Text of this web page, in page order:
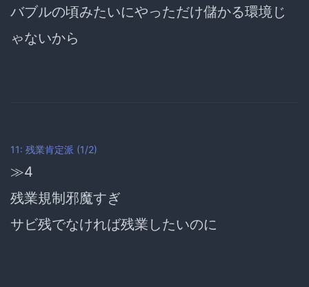
バブルの頃みたいにやっただけ儲かる環境じ
ゃないから
11: 残業肯定派 (1/2)
≫4
残業規制邪魔すぎ
サビ残でなければ残業したいのに